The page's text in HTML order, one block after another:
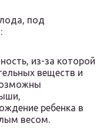
под
из-за которой
веществ и
ребенка в
весом.